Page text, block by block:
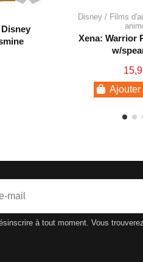
Disney / Films
Xena: Warrior
w/
Ajouter
à tout moment. Vous